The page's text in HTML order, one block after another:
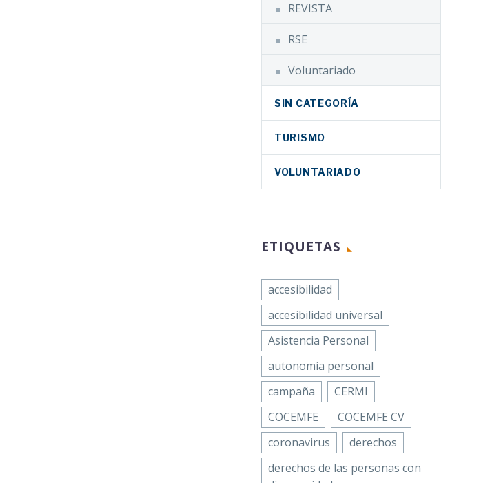
REVISTA
RSE
Voluntariado
SIN CATEGORÍA
TURISMO
VOLUNTARIADO
ETIQUETAS
accesibilidad
accesibilidad universal
Asistencia Personal
autonomía personal
campaña
CERMI
COCEMFE
COCEMFE CV
coronavirus
derechos
derechos de las personas con